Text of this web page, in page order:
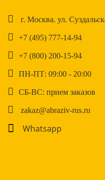
г. Москва. ул.
+7 (495) 777-14-94
+7 (800) 200-15-94
ПН-ПТ: 09:00 - 20:00
СБ-ВС: прием заказов
zakaz@abraziv-rus.ru
Whatsapp